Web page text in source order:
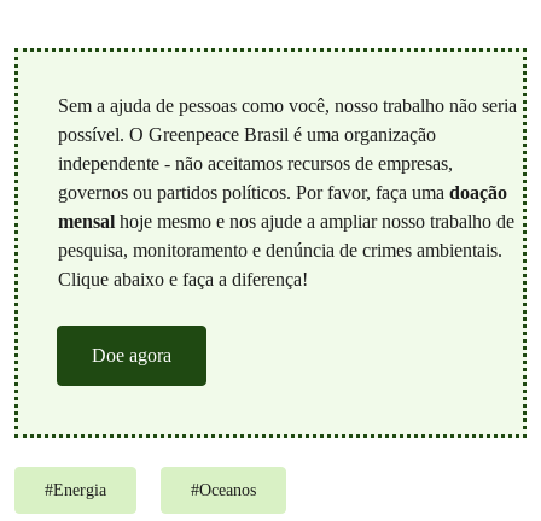
Sem a ajuda de pessoas como você, nosso trabalho não seria
possível. O Greenpeace Brasil é uma organização
independente - não aceitamos recursos de empresas,
governos ou partidos políticos. Por favor, faça uma doação
mensalhoje mesmo e nos ajude a ampliar nosso trabalho de
pesquisa, monitoramento e denúncia de crimes ambientais.
Clique abaixo e faça a diferença!
Doe agora
#Energia #Oceanos